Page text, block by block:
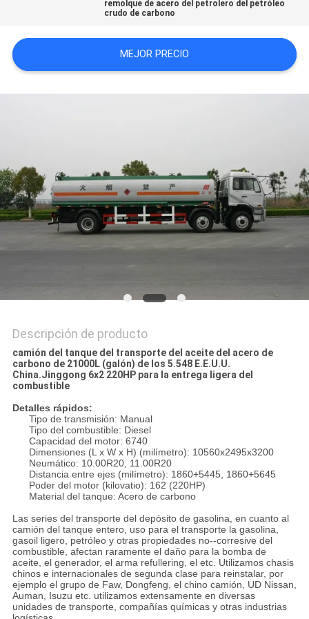
MAPA
DEL
DE
PRIVACIDAD
remolque de acero del petrolero del petróleo
crudo de carbono
MEJOR PRECIO
Descripción de producto
camión del tanque del transporte del aceite del acero de
carbono de 21000L (galón) de los 5.548 E.E.U.U.
China.Jinggong 6x2 220HP para la entrega ligera del
combustible
Detalles rápidos:
Tipo de transmisión: Manual
Tipo del combustible: Diesel
Capacidad del motor: 6740
Dimensiones (L x W x H) (milímetro): 10560x2495x3200
Neumático: 10.00R20, 11.00R20
Distancia entre ejes (milímetro): 1860+5445, 1860+5645
Poder del motor (kilovatio): 162 (220HP)
Material del tanque: Acero de carbono
Las series del transporte del depósito de gasolina, en cuanto al
camión del tanque entero, uso para el transporte la gasolina,
gasoil ligero, petróleo y otras propiedades no--corresive del
combustible, afectan raramente el daño para la bomba de
aceite, el generador, el arma refullering, el etc. Utilizamos chasis
chinos e internacionales de segunda clase para reinstalar, por
ejemplo el grupo de Faw, Dongfeng, el chino camión, UD Nissan,
Auman, Isuzu etc. utilizamos extensamente en diversas
unidades de transporte, compañías químicas y otras industrias